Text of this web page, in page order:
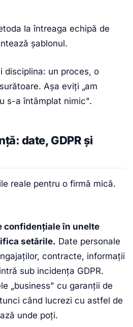
la întreaga echipă de
șablonul.
disciplina: un proces, o
Așa eviți „am
s-a întâmplat nimic".
date, GDPR și
reale pentru o firmă mică.
confidențiale în unelte
setările. Date personale
contracte, informații
sub incidența GDPR.
„business" cu garanții de
când lucrezi cu astfel de
unde poți.